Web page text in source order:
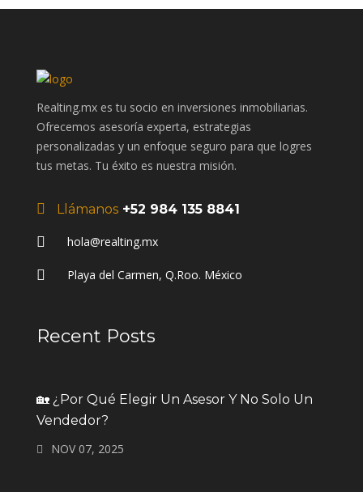
Realting.mx es tu socio en inversiones inmobiliarias.
Ofrecemos asesoría experta, estrategias
personalizadas y un enfoque seguro para que logres
tus metas. Tu éxito es nuestra misión.
Llámanos +52 984 135 8841
hola@realting.mx
Playa del Carmen, Q.Roo. México
Recent Posts
🏡 ¿Por Qué Elegir Un Asesor Y No Solo Un
Vendedor?
NOV 07, 2025